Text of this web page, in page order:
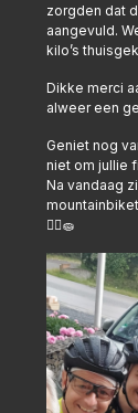
zorgden dat
aangevuld.
kilo’s
Dikke merci
alweer een
Geniet nog
niet om jullie
Na vandaag
🚴‍♂️🧽